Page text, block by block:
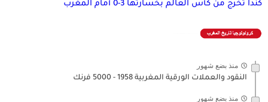
كندا تخرج من كأس العالم بخسارتها 3-0 أمام المغرب
منذ بضع شهور
النقود والعملات الورقية المغربية 1958 - 5000 فرنك
منذ بضع شهور